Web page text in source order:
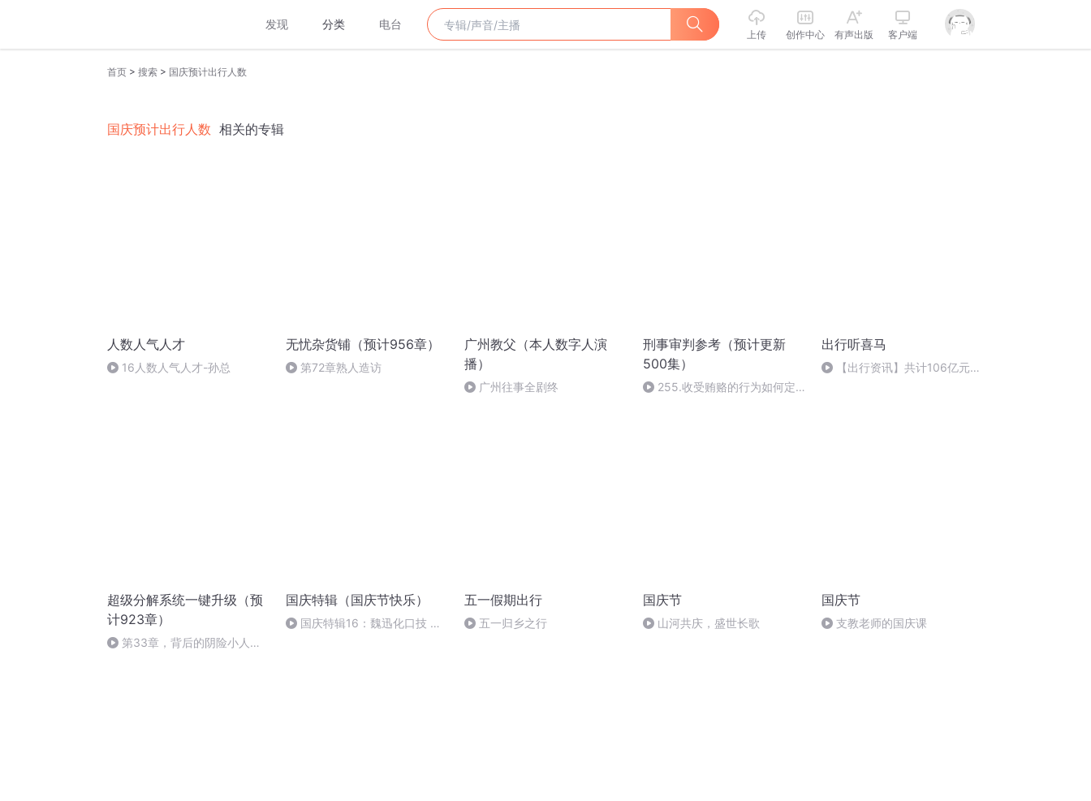
发现 分类 电台
上传 创作中心 有声出版 客户端
首页 > 搜索 > 国庆预计出行人数
国庆预计出行人数 相关的专辑
人数人气人才
16人数人气人才-孙总
无忧杂货铺（预计956章）
第72章熟人造访
广州教父（本人数字人演
播）
广州往事全剧终
刑事审判参考（预计更新
500集）
255.收受贿赂的行为如何定
出行听喜马
【出行资讯】共计106亿元
超级分解系统一键升级（预
计923章）
第33章，背后的阴险小人，
国庆特辑（国庆节快乐）
国庆特辑16：魏迅化口技 二
五一假期出行
五一归乡之行
国庆节
山河共庆，盛世长歌
国庆节
支教老师的国庆课